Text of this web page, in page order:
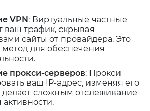
VPN: Виртуальные частные
трафик, скрывая
сайты от провайдера. Это
для обеспечения
прокси-серверов: Прокси
ваш IP-адрес, изменяя его
делает сложным отслеживание